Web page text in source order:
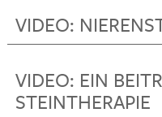
VIDEO:
VIDEO: EIN
STEINTHERAPIE